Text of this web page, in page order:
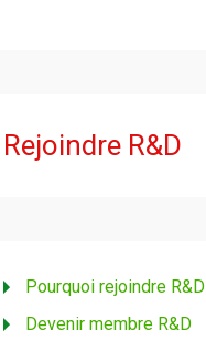
Rejoindre R&D
Pourquoi rejoindre R&D
Devenir membre R&D